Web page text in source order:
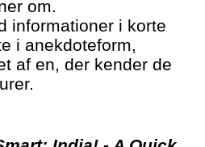
om.
informationer i korte
i anekdoteform,
af en, der kender de